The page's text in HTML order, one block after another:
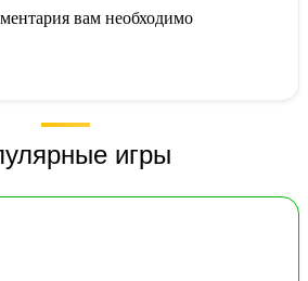
вам необходимо
игры